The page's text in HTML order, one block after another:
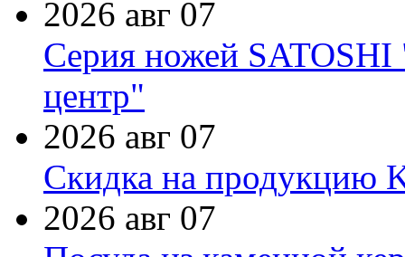
2026 авг 07
Серия ножей
центр"
2026 авг 07
Скидка на продукцию
2026 авг 07